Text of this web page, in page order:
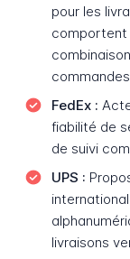
pour les
comportent
FedEx :
fiabilité de
de suivi
UPS :
livraisons